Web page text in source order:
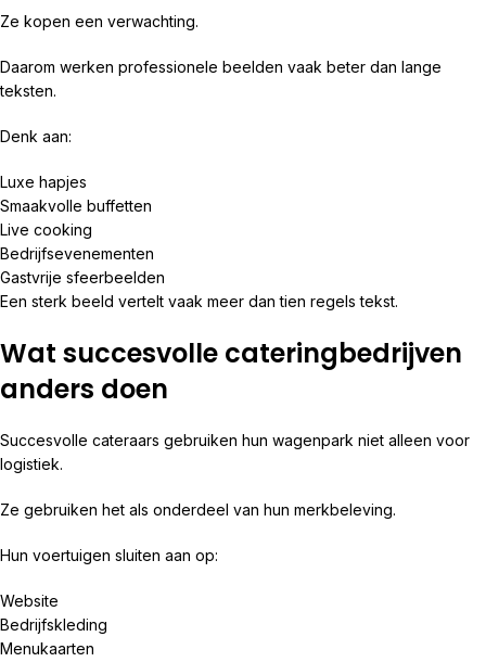
Ze kopen een verwachting.
Daarom werken professionele beelden vaak beter dan lange
teksten.
Denk aan:
Luxe hapjes
Smaakvolle buffetten
Live cooking
Bedrijfsevenementen
Gastvrije sfeerbeelden
Een sterk beeld vertelt vaak meer dan tien regels tekst.
Wat succesvolle cateringbedrijven
anders doen
Succesvolle cateraars gebruiken hun wagenpark niet alleen voor
logistiek.
Ze gebruiken het als onderdeel van hun merkbeleving.
Hun voertuigen sluiten aan op:
Website
Bedrijfskleding
Menukaarten